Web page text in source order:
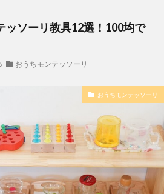
ッソーリ教具12選！100均で
おうちモンテッソーリ
おうちモンテッソーリ